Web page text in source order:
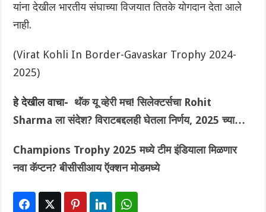
यांना देखील भारतीय संघाच्या विजयात तितके योगदान देता आले
नाही.
(Virat Kohli In Border-Gavaskar Trophy 2024-
2025)
हे देखील वाचा-थॅंक यू व्हेरी मच! सिलेक्टर्सचा Rohit
Sharma ला संदेश? विराटबद्दलही घेतला निर्णय, 2025 च्या…
Champions Trophy 2025 मध्ये टीम इंडियाला मिळणार
नवा कॅप्टन? बीसीसीआय ऍक्शन मोडमध्ये